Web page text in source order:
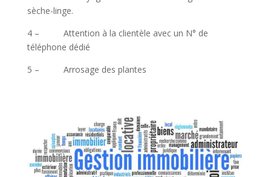
sèche-linge.
4 – Attention à la clientèle avec un N° de
téléphone dédié
5 – Arrosage des plantes